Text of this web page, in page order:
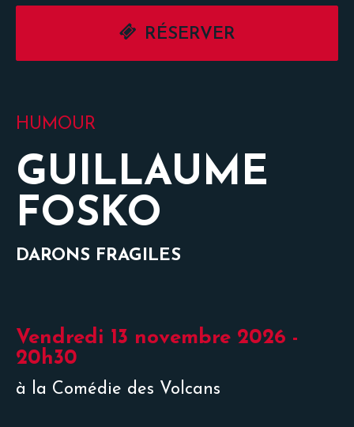
RÉSERVER
HUMOUR
GUILLAUME
FOSKO
DARONS FRAGILES
Vendredi 13 novembre 2026 -
20h30
à la Comédie des Volcans